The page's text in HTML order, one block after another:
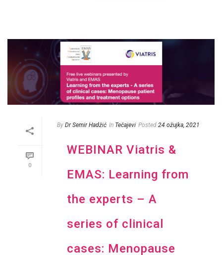
0
By Dr Semir Hadžić In Tečajevi Posted 24 ožujka, 2021
WEBINAR Viatris &
EMAS: Learning from
the experts – A
series of clinical
cases: Menopause